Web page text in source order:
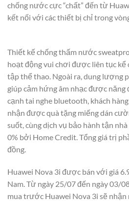
chống nước cực “chất” đến từ
kết nối với các thiết bị chỉ trong
Thiết kế chống thấm nước
hoạt động vui chơi được liên tục kể
tập thể thao. Ngoài ra, dung lượng
giúp cảm hứng âm nhạc được năng
cạnh tai nghe bluetooth, khách
nhận được quà tặng miếng dán
suốt, cùng dịch vụ bảo hành tận
0% bởi Home Credit. Tổng giá trị
đồng.
Huawei Nova 3i được bán với giá
Nam. Từ ngày 25/07 đến ngày 03/
mua trước Huawei Nova 3i sẽ nhận